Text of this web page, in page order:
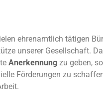
ehrenamtlich tätigen
unserer Gesellschaft.
Anerkennung zu geben,
Förderungen zu